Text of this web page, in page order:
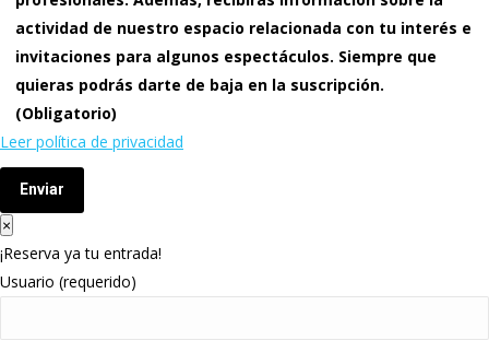
actividad de nuestro espacio relacionada con tu interés e
invitaciones para algunos espectáculos. Siempre que
quieras podrás darte de baja en la suscripción.
(Obligatorio)
Leer política de privacidad
Enviar
×
¡Reserva ya tu entrada!
Usuario (requerido)